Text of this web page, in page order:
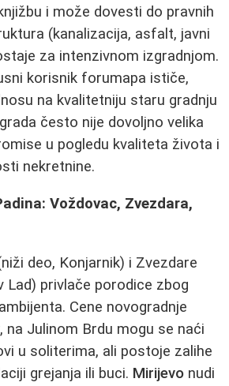
i može dovesti do pravnih
(kanalizacija, asfalt, javni
za intenzivnom izgradnjom.
korisnik forumapa ističe,
na kvalitetniju staru gradnju
često nije dovoljno velika
u pogledu kvaliteta života i
nekretnine.
Voždovac, Zvezdara,
deo, Konjarnik) i Zvezdare
Lad) privlače porodice zbog
Cene novogradnje
na Julinom Brdu mogu se naći
u soliterima, ali postoje zalihe
grejanja ili buci. Mirijevo nudi